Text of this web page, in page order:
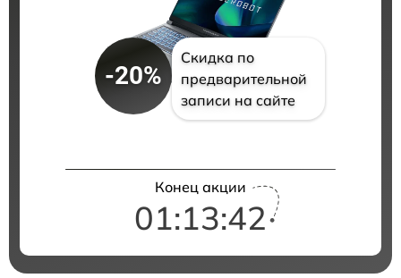
-20%
Скидка по
предварительной
записи на сайте
Конец акции
01:13:41